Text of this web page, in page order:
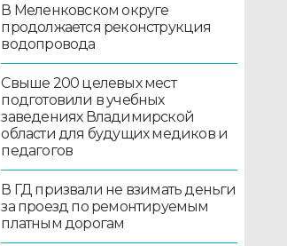
В Меленковском округе
продолжается реконструкция
водопровода
Свыше 200 целевых мест
подготовили в учебных
заведениях Владимирской
области для будущих медиков и
педагогов
В ГД призвали не взимать деньги
за проезд по ремонтируемым
платным дорогам